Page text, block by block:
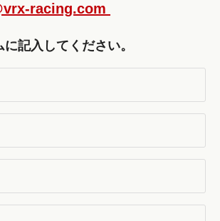
racing.com
記入してください。